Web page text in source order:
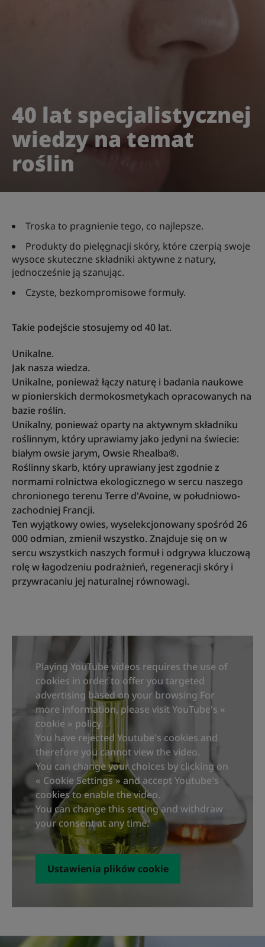
40 lat specjalistycznej
wiedzy na temat
roślin
Troska to pragnienie tego, co najlepsze.
Produkty do pielęgnacji skóry, które czerpią swoje
wysoce skuteczne składniki aktywne z natury,
jednocześnie ją szanując.
Czyste, bezkompromisowe formuły.
Takie podejście stosujemy od 40 lat.
Unikalne.
Jak nasza wiedza.
Unikalne, ponieważ łączy naturę i badania naukowe
w pionierskich dermokosmetykach opracowanych na
bazie roślin.
Unikalny, ponieważ oparty na aktywnym składniku
roślinnym, który uprawiamy jako jedyni na świecie:
białym owsie jarym, Owsie Rhealba®.
Roślinny skarb, który uprawiany jest zgodnie z
normami rolnictwa ekologicznego w sercu naszego
chronionego terenu Terre d'Avoine, w południowo-
zachodniej Francji.
Ten wyjątkowy owies, wyselekcjonowany spośród 26
000 odmian, zmienił wszystko. Znajduje się on w
sercu wszystkich naszych formuł i odgrywa kluczową
rolę w łagodzeniu podrażnień, regeneracji skóry i
przywracaniu jej naturalnej równowagi.
Playing YouTube videos requires the use of
cookies in order to offer you targeted
advertising based on your browsing For
more information, please visit YouTube's «
cookie » policy.
You have rejected Youtube's cookies and
therefore you cannot view the video.
You can change your choices by clicking on
« Cookie Settings » and accept Youtube's
cookies to enable the video.
You can change this setting and withdraw
your consent at any time.
Ustawienia plików cookie